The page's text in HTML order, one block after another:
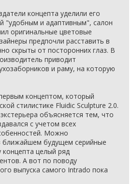
концепта уделили его
"удобным и адаптивным", салон
оригинальные цветовые
предпочли расставить в
скрыты от посторонних глаз. В
приводит
и раму, на которую
концептом, который
стилистике Fluidic Sculpture 2.0.
объясняется тем, что
с учетом всех
Можно
ближайшем будущем серийные
концепта целый ряд
А вот по поводу
выпуска самого Intrado пока